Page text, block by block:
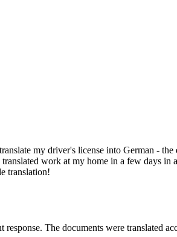
my driver's license into German -
work at my home in a few
translation!
The documents were translated